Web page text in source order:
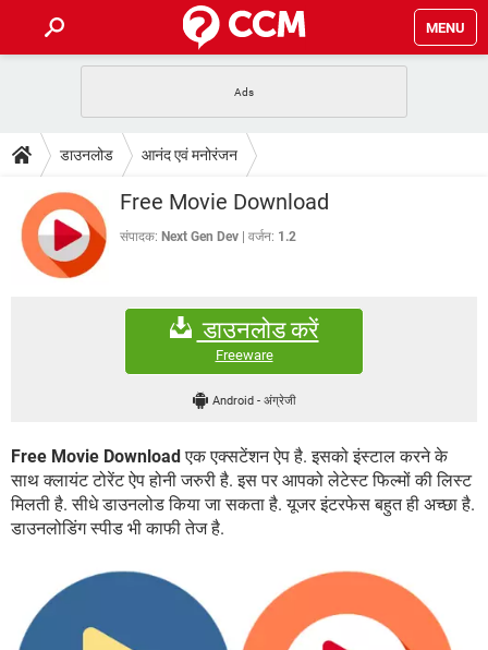
MENU
फोन पर अकाउंट बैलेंस चेक
WhatsApp Hack हो गया? Lucky Patcher यूज करें
टेक-स्पेशल
2020 के फ्री एंटीवायरस
बेस्ट फ्री ऑनलाइन गेम्स
डाउनलोड
Vidmate PUBG Mobile
WhatsRemoved+
FORUM
कंप्यूटर बस
डाउनलोड आनंद एवं मनोरंजन
Free Movie Download
संपादक: Next Gen Dev वर्जन: 1.2
डाउनलोड करें
Freeware
Android - अंग्रेजी
Free Movie Downloadएक एक्सटेंशन ऐप है. इसको इंस्टाल करने के
साथ क्लायंट टोरेंट ऐप होनी जरुरी है. इस पर आपको लेटेस्ट फिल्मों की लिस्ट
मिलती है. सीधे डाउनलोड किया जा सकता है. यूजर इंटरफेस बहुत ही अच्छा है.
डाउनलोडिंग स्पीड भी काफी तेज है.